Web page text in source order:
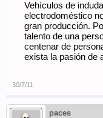
Vehículos de
electrodoméstico
gran producción.
talento de una
centenar de
exista la pasión de
30/7/11
paces